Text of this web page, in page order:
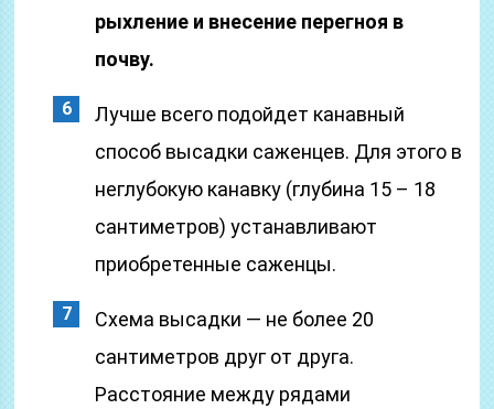
рыхление и внесение перегноя в
почву.
Лучше всего подойдет канавный
способ высадки саженцев. Для этого в
неглубокую канавку (глубина 15 – 18
сантиметров) устанавливают
приобретенные саженцы.
Схема высадки — не более 20
сантиметров друг от друга.
Расстояние между рядами